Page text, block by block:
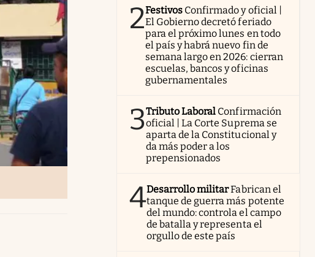
2Festivos Confirmado y oficial |
El Gobierno decretó feriado
para el próximo lunes en todo
el país y habrá nuevo fin de
semana largo en 2026: cierran
escuelas, bancos y oficinas
gubernamentales
3Tributo Laboral Confirmación
oficial | La Corte Suprema se
aparta de la Constitucional y
da más poder a los
prepensionados
4Desarrollo militarFabrican el
tanque de guerra más potente
del mundo: controla el campo
de batalla y representa el
orgullo de este país